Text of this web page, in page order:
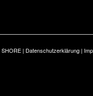
SHORE | Datenschutzerklärung |